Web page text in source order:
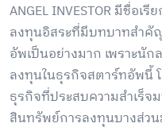
ANGEL INVESTOR มีชื่อเ
ลงทุนอิสระที่มีบทบาทสำคั
อัพเป็นอย่างมาก เพราะนัก
ลงทุนในธุรกิจสตาร์ทอัพนี้
ธุรกิจที่ประสบความสำเร็
สินทรัพย์การลงทุนบางส่ว